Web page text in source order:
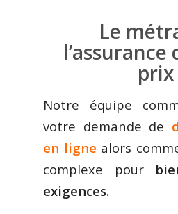
Le
prix
Notre équipe
votre demande de
en ligne alors
complexe pour
exigences.